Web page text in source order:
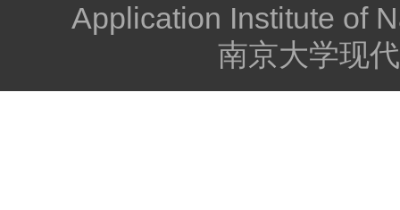
Application Institute of
南京大学现